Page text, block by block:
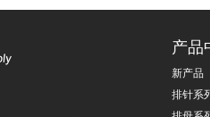
产品
新产品
排针系